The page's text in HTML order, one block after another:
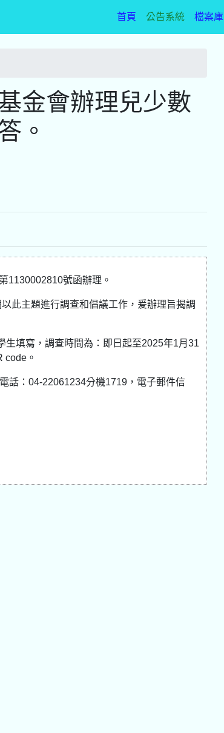
首頁(current)
公告系統 檔案庫
金會辦理兒少數
。
1130002810號函辦理。
此主題進行調查和倡議工作，爰辦理旨揭調
生填寫，調查時間為：即日起至2025年1月31
code。
話：04-22061234分機1719，電子郵件信